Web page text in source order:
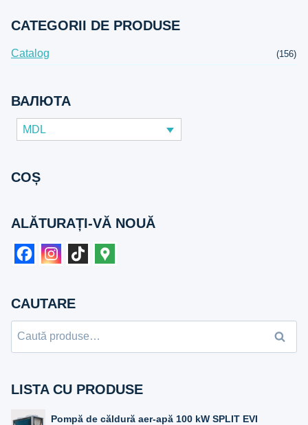
CATEGORII DE PRODUSE
Catalog (156)
ВАЛЮТА
MDL
COȘ
ALĂTURAȚI-VĂ NOUĂ
CAUTARE
Caută
după:
Caută
LISTA CU PRODUSE
Pompă de căldură aer-apă 100 kW SPLIT EVI